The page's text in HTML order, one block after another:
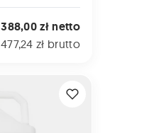
388,00 zł netto
477,24 zł brutto